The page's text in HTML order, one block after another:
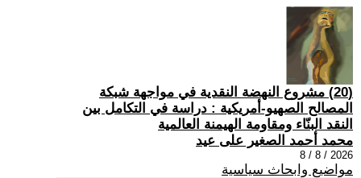
(20) مشروع النهضة النقدية في مواجهة شبكة
المصالح الصهيو-أمريكية : دراسة في التكامل بين
النقد البنّاء ومقاومة الهيمنة العالمية
محمد أحمد الصغير على عيد
2026 / 8 / 8
مواضيع وابحاث سياسية